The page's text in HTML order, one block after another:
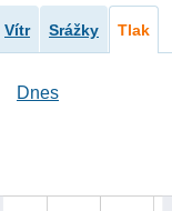
Vítr Srážky Tlak
Dnes